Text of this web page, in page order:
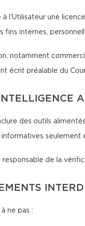
l’Utilisateur une
fins internes,
notamment
écrit préalable du
des outils
seulement
responsable de la
ne pas :